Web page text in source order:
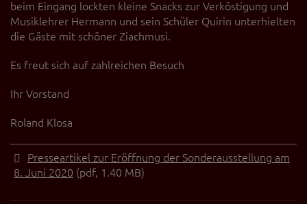
beim Eingang lockten kleine Snacks zur Verköstigung und
Musiklehrer Hermann und sein Schüler Quirin unterhielten
die Gäste mit schöner Ziachmusi.
Es freut sich auf zahlreichen Besuch
Ihr Vorstand
Roland Klosa
Presseartikel zur Eröffnung der Sonderausstellung am
8. Juni 2020 (pdf, 1.40 MB)